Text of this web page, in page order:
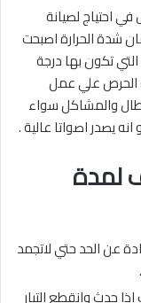
في احتياج لصيانة
شدة الحرارة اصبحت
تكون بها درجة
الحرص علي عمل
والمشاكل سواء
يصدر اصواتا عالية .
لمدة
عن الحد حتي لاتجمد
حدث وانقطع التيار